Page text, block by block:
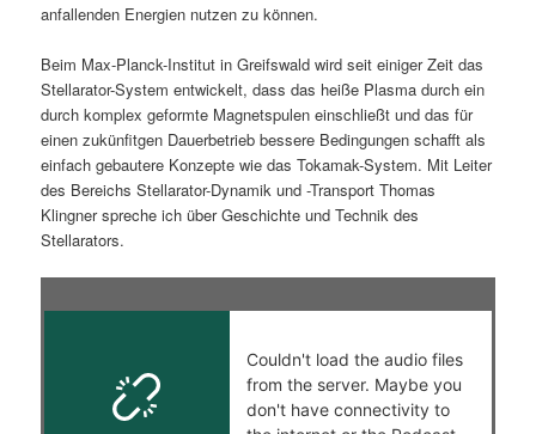
i
n
g
e
p
r
i
n
anfallenden Energien nutzen zu können.
Beim Max-Planck-Institut in Greifswald wird seit einiger Zeit das
Stellarator-System entwickelt, dass das heiße Plasma durch ein
durch komplex geformte Magnetspulen einschließt und das für
einen zukünfitgen Dauerbetrieb bessere Bedingungen schafft als
einfach gebautere Konzepte wie das Tokamak-System. Mit Leiter
des Bereichs Stellarator-Dynamik und -Transport Thomas
Klingner spreche ich über Geschichte und Technik des
Stellarators.